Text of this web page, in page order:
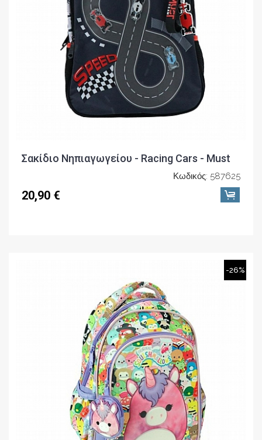
Σακίδιο Νηπιαγωγείου - Racing Cars - Must
Κωδικός: 587625
20,90 €
-26%